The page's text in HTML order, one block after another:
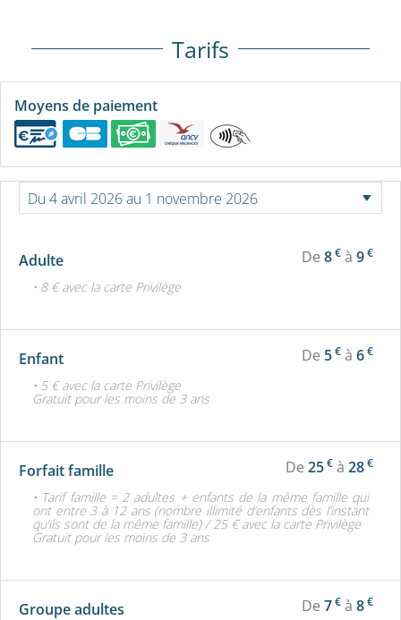
Tarifs
Moyens de paiement
Adulte De 8€ à 9€
• 8 € avec la carte Privilège
Enfant De 5€ à 6€
• 5 € avec la carte Privilège
Gratuit pour les moins de 3 ans
Forfait famille De 25€ à 28€
• Tarif famille = 2 adultes + enfants de la même famille qui
ont entre 3 à 12 ans (nombre illimité d’enfants dès l’instant
qu’ils sont de la même famille) / 25 € avec la carte Privilège
Gratuit pour les moins de 3 ans
Groupe adultes De 7€ à 8€